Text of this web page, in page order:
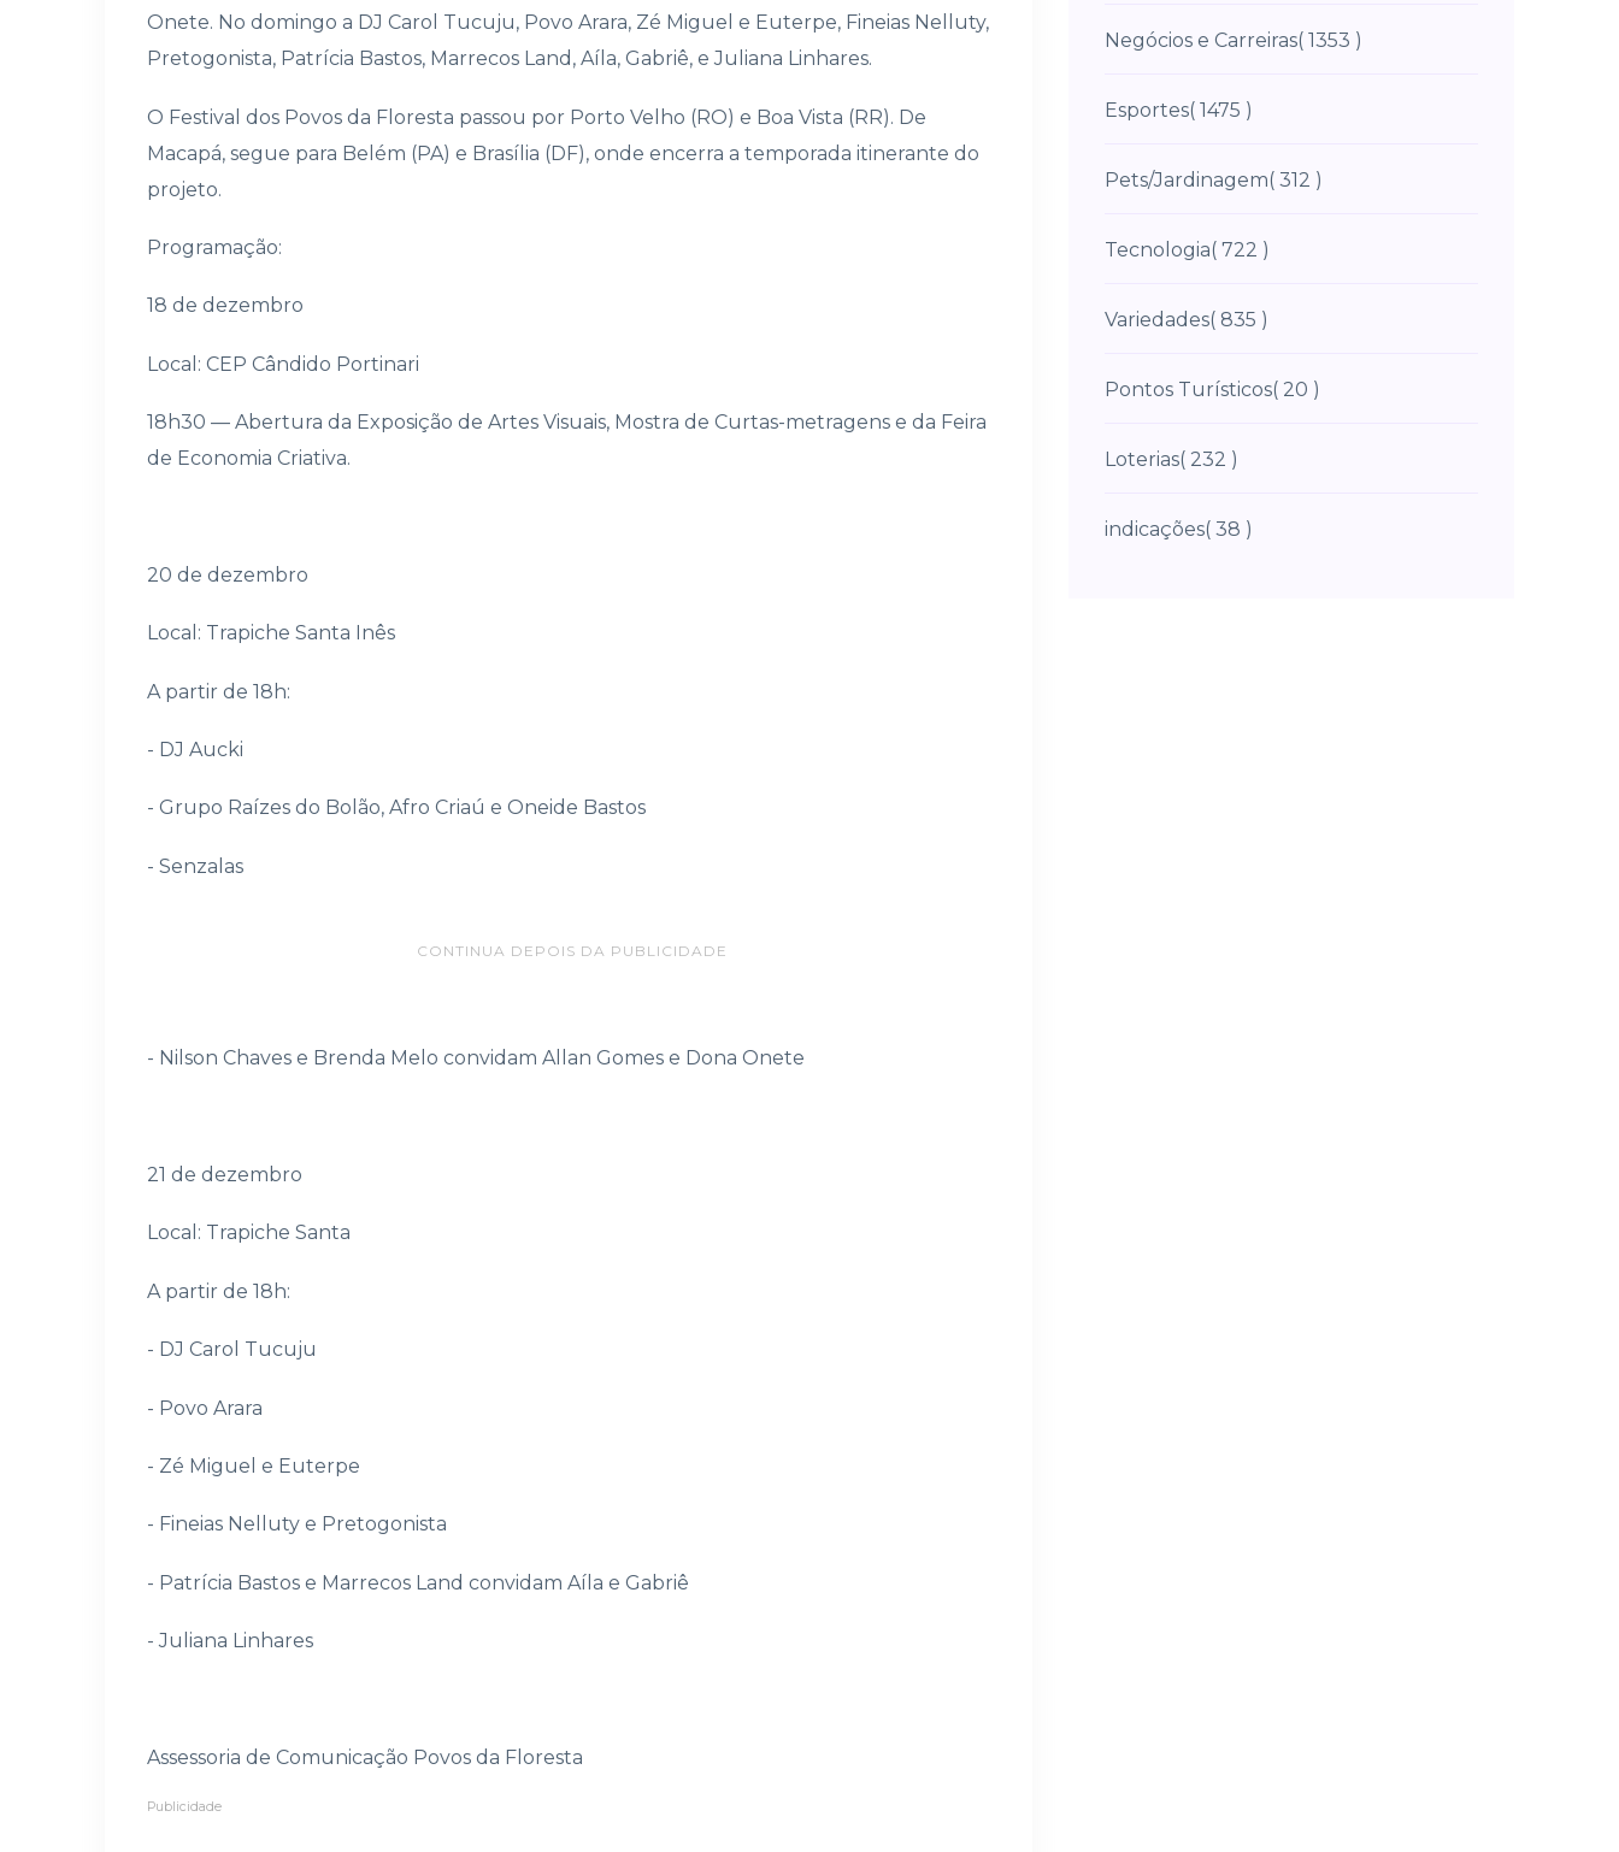
Onete. No domingo a DJ Carol Tucuju, Povo Arara, Zé Miguel e Euterpe, Fineias Nelluty,
Pretogonista, Patrícia Bastos, Marrecos Land, Aíla, Gabriê, e Juliana Linhares.
O Festival dos Povos da Floresta passou por Porto Velho (RO) e Boa Vista (RR). De
Macapá, segue para Belém (PA) e Brasília (DF), onde encerra a temporada itinerante do
projeto.
Programação:
18 de dezembro
Local: CEP Cândido Portinari
18h30 — Abertura da Exposição de Artes Visuais, Mostra de Curtas-metragens e da Feira
de Economia Criativa.
20 de dezembro
Local: Trapiche Santa Inês
A partir de 18h:
- DJ Aucki
- Grupo Raízes do Bolão, Afro Criaú e Oneide Bastos
- Senzalas
CONTINUA DEPOIS DA PUBLICIDADE
- Nilson Chaves e Brenda Melo convidam Allan Gomes e Dona Onete
21 de dezembro
Local: Trapiche Santa
A partir de 18h:
- DJ Carol Tucuju
- Povo Arara
- Zé Miguel e Euterpe
- Fineias Nelluty e Pretogonista
- Patrícia Bastos e Marrecos Land convidam Aíla e Gabriê
- Juliana Linhares
⁠Assessoria de Comunicação Povos da Floresta
Publicidade
Negócios e Carreiras( 1353 )
Esportes( 1475 )
Pets/Jardinagem( 312 )
Tecnologia( 722 )
Variedades( 835 )
Pontos Turísticos( 20 )
Loterias( 232 )
indicações( 38 )